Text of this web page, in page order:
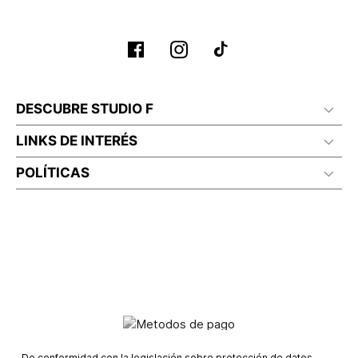
DESCUBRE STUDIO F
LINKS DE INTERÉS
POLÍTICAS